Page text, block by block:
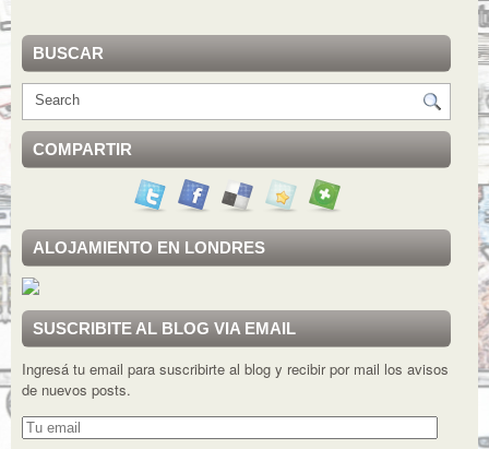
BUSCAR
COMPARTIR
ALOJAMIENTO EN LONDRES
SUSCRIBITE AL BLOG VIA EMAIL
Ingresá tu email para suscribirte al blog y recibir por mail los avisos
de nuevos posts.
Tu